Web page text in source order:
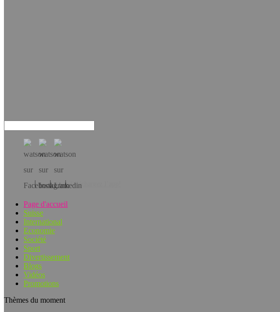
Téléchargez l’app!
Page d'accueil
Suisse
International
Economie
Société
Sport
Divertissement
Blogs
Vidéos
Promotions
Thèmes du moment